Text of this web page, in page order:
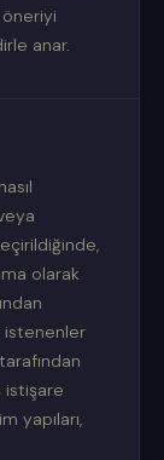
anar.
olarak
istenenler
istişare
yapıları,